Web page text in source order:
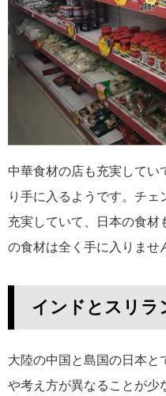
中華食材の店も充実してい
り手に入るようです。チェ
充実していて、日本の食材
の食材は全く手に入りませ
インドとスリラ
大陸の中国と島国の日本と
や考え方が異なることが少